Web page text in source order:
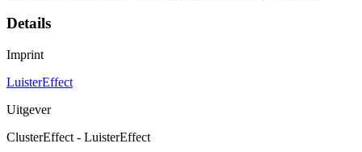
Details
Imprint
LuisterEffect
Uitgever
ClusterEffect - LuisterEffect